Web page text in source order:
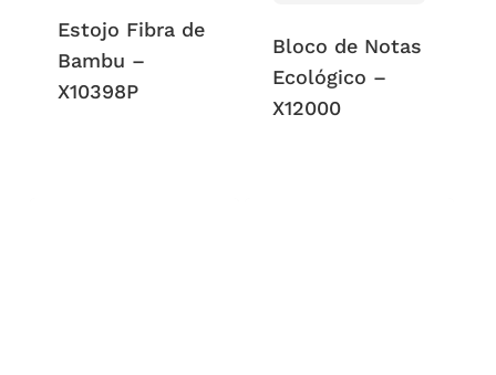
Estojo Fibra de
Bambu –
X10398P
Bloco de Notas
Ecológico –
X12000